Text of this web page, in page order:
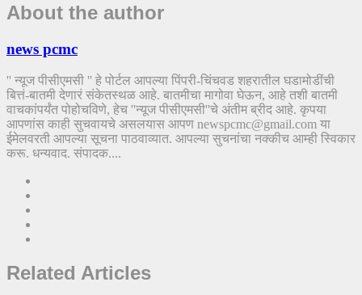
About the author
news pcmc
'' न्यूज पीसीएमसी '' हे पोर्टल आपल्या पिंपरी-चिंचवड शहरातील घडामोडींची
बित्तं-बातमी देणारं संकेतस्थळ आहे. बातमीचा मागोवा घेऊन, आहे तशी बातमी
वाचकांपर्यंत पोहोचविणे, हेच ''न्यूज पीसीएमसी''चे अंतीम ब्रीद आहे. कृपया
आपणांस काही सुचवायचे असलयास आपण newspcmc@gmail.com या
ईमेलवरती आपल्या सूचना पाठवाव्यात. आपल्या सुचनांचा नक्कीच आम्ही स्विकार
करू. धन्यवाद. संपादक....
Related Articles